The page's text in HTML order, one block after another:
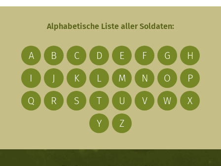
Alphabetische Liste aller Soldaten:
A B C D E F G
H
I
J K L M N O
P
Q
R S T U V W
X
Y
Z